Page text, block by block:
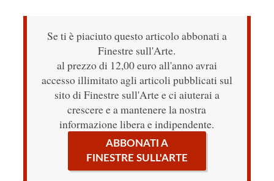
Se ti è piaciuto questo articolo abbonati a
Finestre sull'Arte.
al prezzo di 12,00 euro all'anno avrai
accesso illimitato agli articoli pubblicati sul
sito di Finestre sull'Arte e ci aiuterai a
crescere e a mantenere la nostra
informazione libera e indipendente.
ABBONATI A
FINESTRE SULL'ARTE